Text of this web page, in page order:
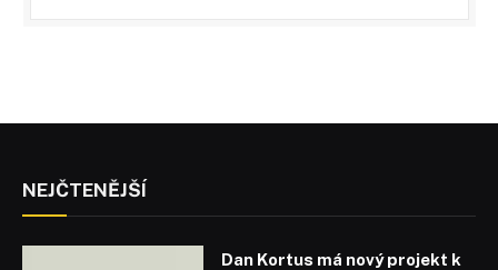
NEJČTENĚJŠÍ
Dan Kortus má nový projekt k